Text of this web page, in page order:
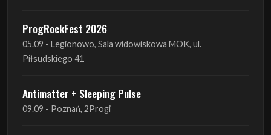
ProgRockFest 2026
05.09 - Legionowo, Sala widowiskowa MOK, ul.
Piłsudskiego 41
Antimatter + Sleeping Pulse
09.09 - Poznań, 2Progi